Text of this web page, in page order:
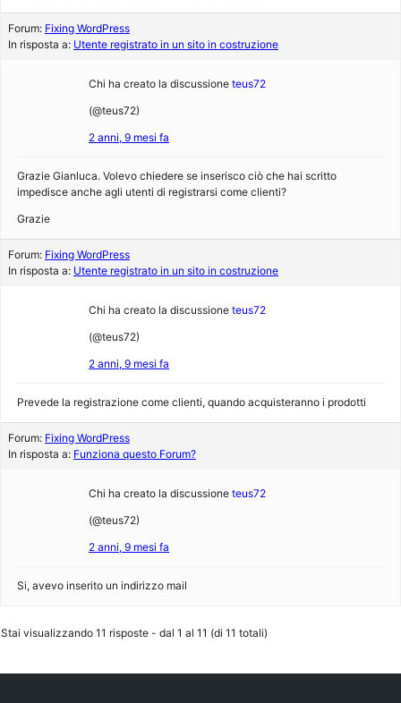
Forum: Fixing WordPress
In risposta a: Utente registrato in un sito in costruzione
Chi ha creato la discussione teus72
(@teus72)
2 anni, 9 mesi fa
Grazie Gianluca. Volevo chiedere se inserisco ciò che hai scritto
impedisce anche agli utenti di registrarsi come clienti?
Grazie
Forum: Fixing WordPress
In risposta a: Utente registrato in un sito in costruzione
Chi ha creato la discussione teus72
(@teus72)
2 anni, 9 mesi fa
Prevede la registrazione come clienti, quando acquisteranno i prodotti
Forum: Fixing WordPress
In risposta a: Funziona questo Forum?
Chi ha creato la discussione teus72
(@teus72)
2 anni, 9 mesi fa
Si, avevo inserito un indirizzo mail
Stai visualizzando 11 risposte - dal 1 al 11 (di 11 totali)